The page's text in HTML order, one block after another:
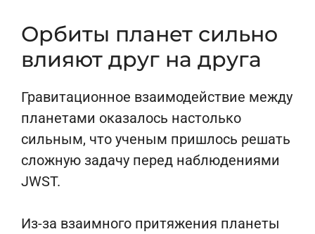
Орбиты планет сильно
влияют друг на друга
Гравитационное взаимодействие между
планетами оказалось настолько
сильным, что ученым пришлось решать
сложную задачу перед наблюдениями
JWST.
Из-за взаимного притяжения планеты